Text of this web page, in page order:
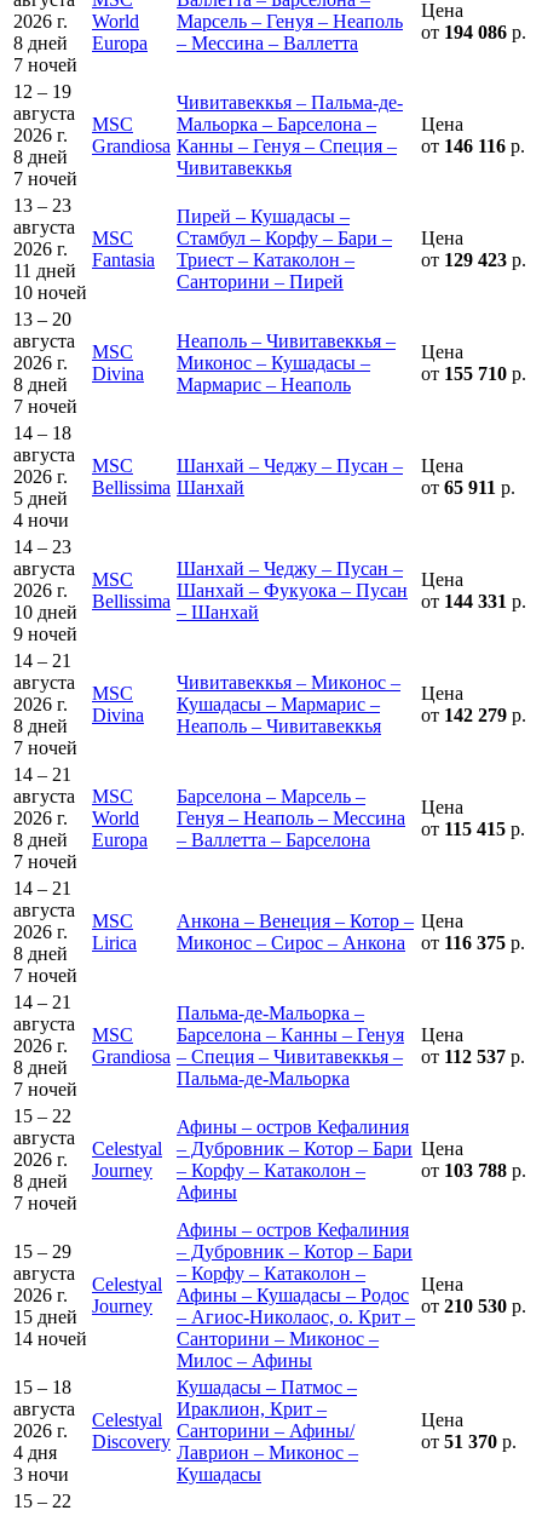
2026 г.
8 дней
7 ночей
World
Europa
Марсель – Генуя – Неаполь
– Мессина – Валлетта
Цена
от 194 086 р.
12 – 19
августа
2026 г.
8 дней
7 ночей
MSC
Grandiosa
Чивитавеккья – Пальма-де-
Мальорка – Барселона –
Канны – Генуя – Специя –
Чивитавеккья
Цена
от 146 116 р.
13 – 23
августа
2026 г.
11 дней
10 ночей
MSC
Fantasia
Пирей – Кушадасы –
Стамбул – Корфу – Бари –
Триест – Катаколон –
Санторини – Пирей
Цена
от 129 423 р.
13 – 20
августа
2026 г.
8 дней
7 ночей
MSC
Divina
Неаполь – Чивитавеккья –
Миконос – Кушадасы –
Мармарис – Неаполь
Цена
от 155 710 р.
14 – 18
августа
2026 г.
5 дней
4 ночи
MSC
Bellissima
Шанхай – Чеджу – Пусан –
Шанхай
Цена
от 65 911 р.
14 – 23
августа
2026 г.
10 дней
9 ночей
MSC
Bellissima
Шанхай – Чеджу – Пусан –
Шанхай – Фукуока – Пусан
– Шанхай
Цена
от 144 331 р.
14 – 21
августа
2026 г.
8 дней
7 ночей
MSC
Divina
Чивитавеккья – Миконос –
Кушадасы – Мармарис –
Неаполь – Чивитавеккья
Цена
от 142 279 р.
14 – 21
августа
2026 г.
8 дней
7 ночей
MSC
World
Europa
Барселона – Марсель –
Генуя – Неаполь – Мессина
– Валлетта – Барселона
Цена
от 115 415 р.
14 – 21
августа
2026 г.
8 дней
7 ночей
MSC
Lirica
Анкона – Венеция – Котор –
Миконос – Сирос – Анкона
Цена
от 116 375 р.
14 – 21
августа
2026 г.
8 дней
7 ночей
MSC
Grandiosa
Пальма-де-Мальорка –
Барселона – Канны – Генуя
– Специя – Чивитавеккья –
Пальма-де-Мальорка
Цена
от 112 537 р.
15 – 22
августа
2026 г.
8 дней
7 ночей
Celestyal
Journey
Афины – остров Кефалиния
– Дубровник – Котор – Бари
– Корфу – Катаколон –
Афины
Цена
от 103 788 р.
15 – 29
августа
2026 г.
15 дней
14 ночей
Celestyal
Journey
Афины – остров Кефалиния
– Дубровник – Котор – Бари
– Корфу – Катаколон –
Афины – Кушадасы – Родос
– Агиос-Николаос, о. Крит –
Санторини – Миконос –
Милос – Афины
Цена
от 210 530 р.
15 – 18
августа
2026 г.
4 дня
3 ночи
Celestyal
Discovery
Кушадасы – Патмос –
Ираклион, Крит –
Санторини – Афины/
Лаврион – Миконос –
Кушадасы
Цена
от 51 370 р.
15 – 22